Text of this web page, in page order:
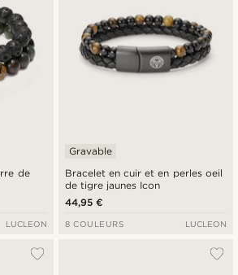
de
LUCLEON
Bracelet en cuir et en perles oeil
de tigre jaunes Icon
Gravable
44,95 €
8 COULEURS LUCLEON